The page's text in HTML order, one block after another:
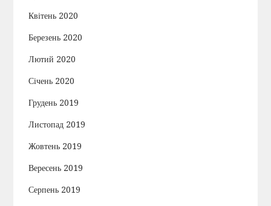
Квітень 2020
Березень 2020
Лютий 2020
Січень 2020
Грудень 2019
Листопад 2019
Жовтень 2019
Вересень 2019
Серпень 2019